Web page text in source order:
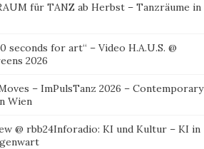
für TANZ ab Herbst – Tanzräume in
seconds for art“ – Video H.A.U.S. @
2026
– ImPulsTanz 2026 – Contemporary
Wien
@ rbb24Inforadio: KI und Kultur – KI in